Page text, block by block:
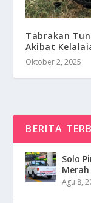
Tabrakan
Akibat
Oktober 2, 2025
BERITA
Solo
Agu 8,